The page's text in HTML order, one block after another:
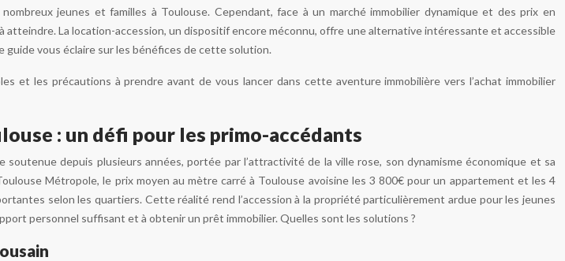
jeunes et familles à Toulouse. Cependant, face à un marché immobilier dynamique et des prix en
La location-accession, un dispositif encore méconnu, offre une alternative intéressante et accessible
vous éclaire sur les bénéfices de cette solution.
et les précautions à prendre avant de vous lancer dans cette aventure immobilière vers l’achat immobilier
: un défi pour les primo-accédants
soutenue depuis plusieurs années, portée par l’attractivité de la ville rose, son dynamisme économique et sa
Métropole, le prix moyen au mètre carré à Toulouse avoisine les 3 800€ pour un appartement et les 4
selon les quartiers. Cette réalité rend l’accession à la propriété particulièrement ardue pour les jeunes
personnel suffisant et à obtenir un prêt immobilier. Quelles sont les solutions ?